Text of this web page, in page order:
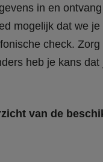
in en
mogelijk dat we
check.
heb je kans
van de